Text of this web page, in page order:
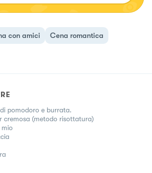
con amici Cena romantica
pomodoro e burrata.
cremosa (metodo risottatura)